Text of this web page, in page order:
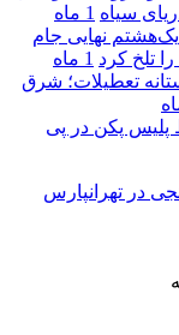
سیاه 1 ماه
یک‌هشتم نهایی جام
تلخ کرد 1 ماه
تعطیلات؛ شرق
پلیس پکن در پی
در تهرانپارس